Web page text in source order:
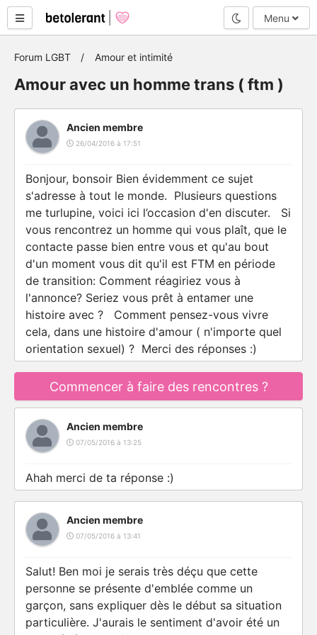
Mode nuit
Menu
Forum LGBT Amour et intimité
Amour avec un homme trans ( ftm )
Ancien membre
26/04/2016 à 17:51
Bonjour, bonsoir Bien évidemment ce sujet
s'adresse à tout le monde. Plusieurs questions
me turlupine, voici ici l’occasion d'en discuter. Si
vous rencontrez un homme qui vous plaît, que le
contacte passe bien entre vous et qu'au bout
d'un moment vous dit qu'il est FTM en période
de transition: Comment réagiriez vous à
l'annonce? Seriez vous prêt à entamer une
histoire avec ? Comment pensez-vous vivre
cela, dans une histoire d'amour ( n'importe quel
orientation sexuel) ? Merci des réponses :)
Commencer à faire des rencontres ?
Ancien membre
07/05/2016 à 13:25
Ahah merci de ta réponse :)
Ancien membre
07/05/2016 à 13:41
Salut! Ben moi je serais très déçu que cette
personne se présente d'emblée comme un
garçon, sans expliquer dès le début sa situation
particulière. J'aurais le sentiment d'avoir été un